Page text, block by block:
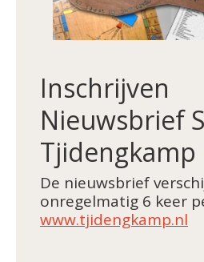
Inschrijven
Nieuwsbrief
Tjidengkamp
De nieuwsbrief
onregelmatig 6 keer
www.tjidengkamp.nl